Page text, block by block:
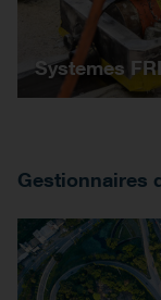
Systemes
Gestionnaires